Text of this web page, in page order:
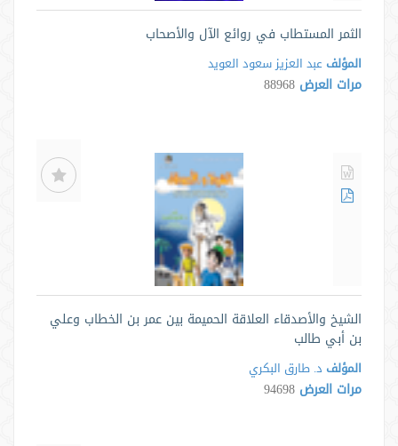
الثمر المستطاب في روائع الآل والأصحاب
المؤلف عبد العزيز سعود العويد
مرات العرض 88968
الشيخ والأصدقاء العلاقة الحميمة بين عمر بن الخطاب وعلي
بن أبي طالب
المؤلف د. طارق البكري
مرات العرض 94698